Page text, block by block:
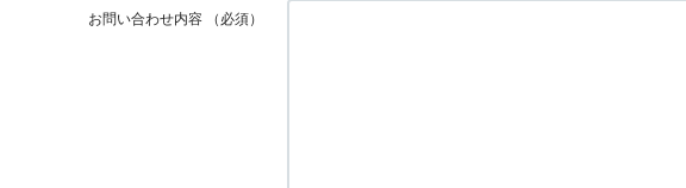
お問い合わせ内容 （必須）